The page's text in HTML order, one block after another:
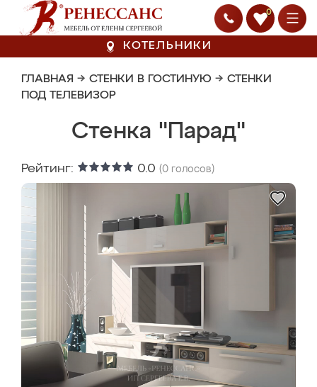
0
КОТЕЛЬНИКИ
ГЛАВНАЯ → СТЕНКИ В ГОСТИНУЮ → СТЕНКИ
ПОД ТЕЛЕВИЗОР
Стенка "Парад"
Рейтинг: 0.0 (0 голосов)